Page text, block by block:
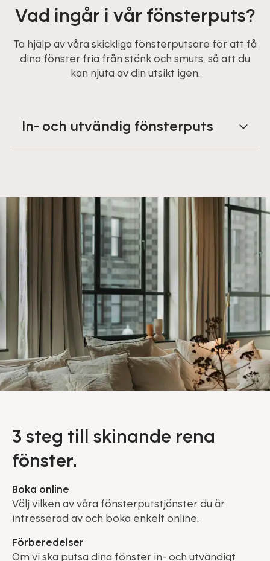
Vad ingår i vår fönsterputs?
Ta hjälp av våra skickliga fönsterputsare för att få
dina fönster fria från stänk och smuts, så att du
kan njuta av din utsikt igen.
In- och utvändig fönsterputs
3 steg till skinande rena
fönster.
Boka online
Välj vilken av våra fönsterputstjänster du är
intresserad av och boka enkelt online.
Förberedelser
Om vi ska putsa dina fönster in- och utvändigt